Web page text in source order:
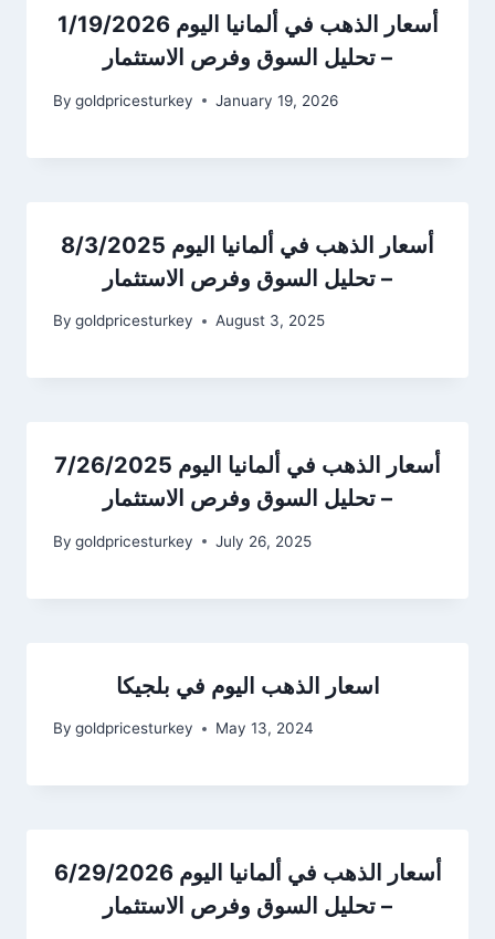
أسعار الذهب في ألمانيا اليوم 1/19/2026
– تحليل السوق وفرص الاستثمار
By goldpricesturkey January 19, 2026
أسعار الذهب في ألمانيا اليوم 8/3/2025
– تحليل السوق وفرص الاستثمار
By goldpricesturkey August 3, 2025
أسعار الذهب في ألمانيا اليوم 7/26/2025
– تحليل السوق وفرص الاستثمار
By goldpricesturkey July 26, 2025
اسعار الذهب اليوم في بلجيكا
By goldpricesturkey May 13, 2024
أسعار الذهب في ألمانيا اليوم 6/29/2026
– تحليل السوق وفرص الاستثمار